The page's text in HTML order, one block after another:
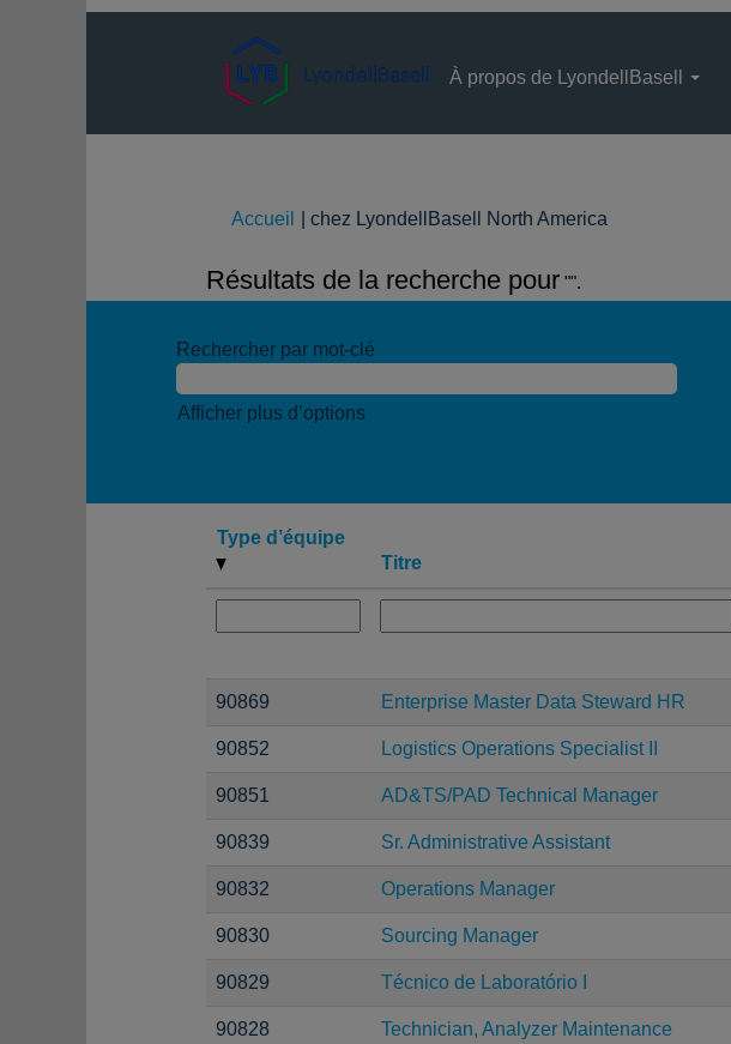
À propos de LyondellBasell
Accueil chez LyondellBasell North America
Résultats de la recherche pour "".
Rechercher par mot-clé
Afficher plus d’options
Type d’équipe
Titre
90869 Enterprise Master Data Steward HR
90852 Logistics Operations Specialist II
90851 AD&TS/PAD Technical Manager
90839 Sr. Administrative Assistant
90832 Operations Manager
90830 Sourcing Manager
90829 Técnico de Laboratório I
90828 Technician, Analyzer Maintenance